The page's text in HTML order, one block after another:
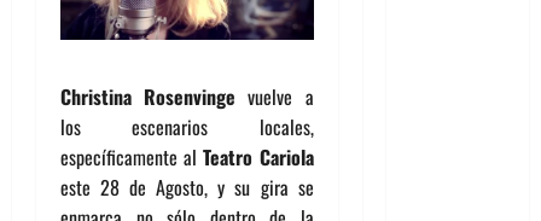
Christina Rosenvinge vuelve a
los escenarios locales,
específicamente alTeatro Cariola
este 28 de Agosto, y su gira se